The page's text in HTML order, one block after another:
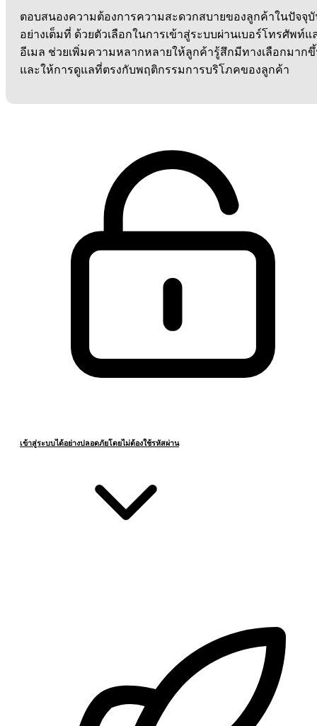
ตอบสนองความต้องการความสะดวกสบายของลูกค้าในปัจจุ
อย่างเต็มที่ ด้วยตัวเลือกในการเข้าสู่ระบบผ่านเบอร์โทรศัพท์แ
อีเมล ช่วยเพิ่มความหลากหลายให้ลูกค้ารู้สึกมีทางเลือกมาก
และให้การดูแลที่ตรงกับพฤติกรรมการบริโภคของลูกค้า
เข้าสู่ระบบได้อย่างปลอดภัยโดยไม่ต้องใช้รหัสผ่าน